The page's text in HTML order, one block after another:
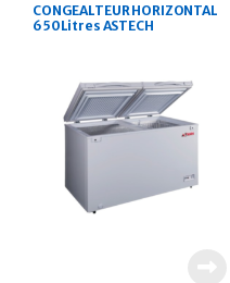
CONGEALTEUR HORIZONTAL
650Litres ASTECH